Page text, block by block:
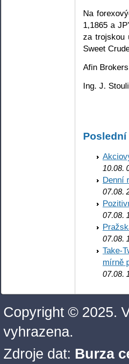
Na
1,1865 a
za trojskou
Sweet
Afin
Ing. J.
10.08.
Denní
07.08.
07.08.
07.08.
Take-
mírně
07.08.
Copyright © 2025.
vyhrazena.
Zdroje dat: Burza